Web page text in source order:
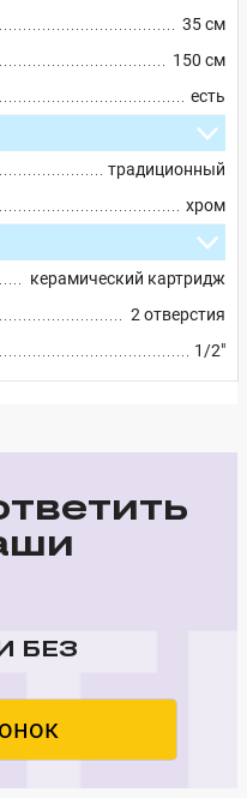
35 см
150 см
есть
традиционный
хром
керамический картридж
2 отверстия
1/2"
БЕЗ